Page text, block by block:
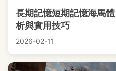
長期記憶短期記憶海馬
析與實用技巧
2026-02-11